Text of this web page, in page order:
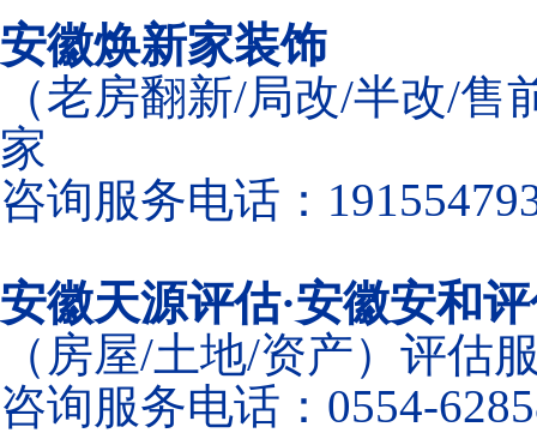
安徽焕新家装饰
（老房翻新/局改/半改/
家
咨询服务电话：
安徽天源评估·安徽安和
（房屋/土地/资产）评估
咨询服务电话：0554-